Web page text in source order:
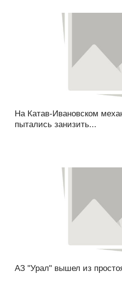
На Катав-Ивановском
пытались занизить...
АЗ "Урал" вышел из